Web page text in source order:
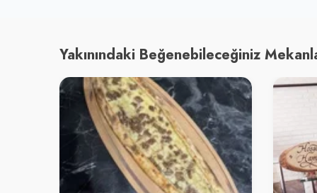
Yakınındaki Beğenebileceğiniz